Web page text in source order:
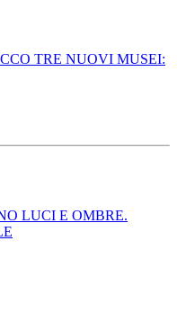
TRE NUOVI MUSEI:
LUCI E OMBRE.